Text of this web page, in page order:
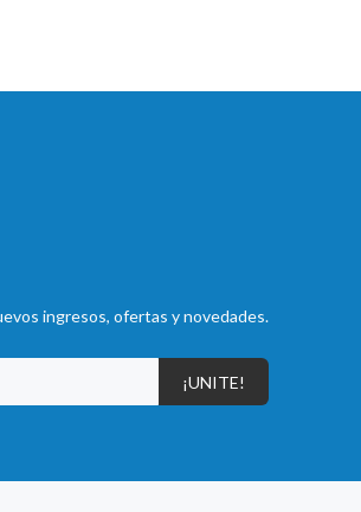
ingresos, ofertas y novedades.
¡UNITE!